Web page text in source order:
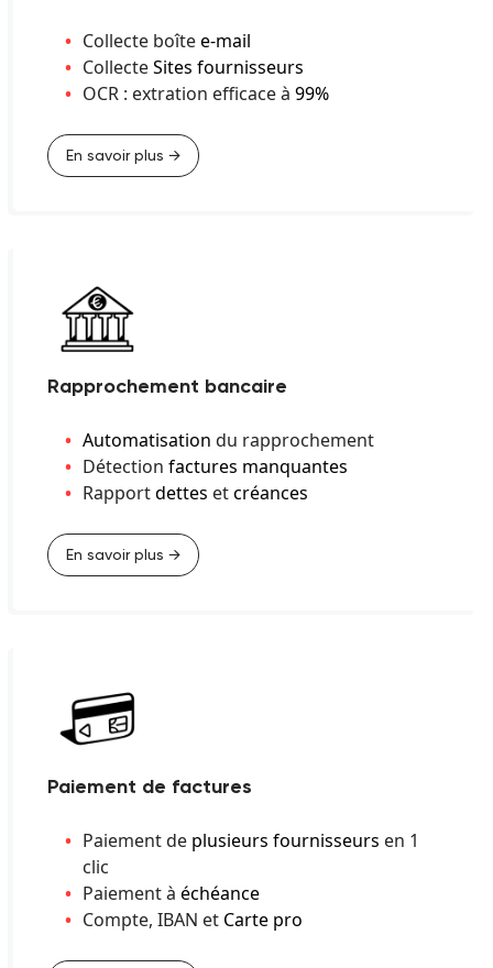
Collecte boîtee-mail
CollecteSites fournisseurs
OCR : extration efficace à 99%
En savoir plus →
Rapprochement bancaire
Automatisation du rapprochement
Détection factures manquantes
Rapportdettes etcréances
En savoir plus →
Paiement de factures
Paiement de plusieurs fournisseurs en 1
clic
Paiement à échéance
Compte, IBAN et Carte pro